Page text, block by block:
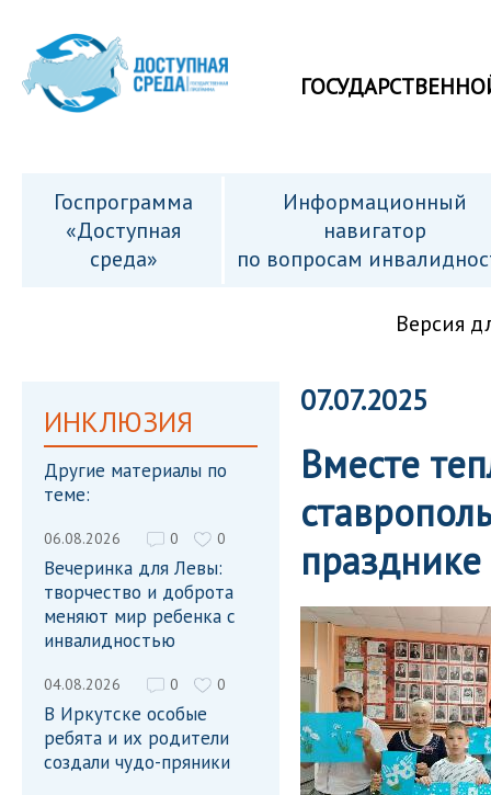
Госпрограмма
«Доступная
среда»
Информационный
навигатор
по вопросам
Версия
ИНКЛЮЗИЯ
Другие материалы по
теме:
06.08.2026 0 0
Вечеринка для Левы:
творчество и доброта
меняют мир ребенка с
инвалидностью
04.08.2026 0 0
В Иркутске особые
ребята и их родители
создали чудо-пряники
07.07.2025
Вместе
празднике